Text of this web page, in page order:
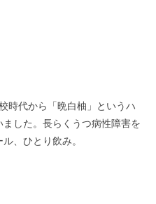
時代から「晩白柚」というハ
した。長らくうつ病性障害を
、ひとり飲み。